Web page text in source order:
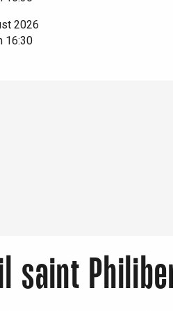
2026
16:30
saint